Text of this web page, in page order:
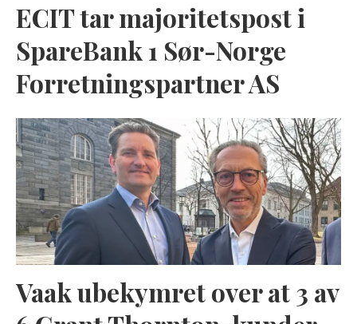
ECIT tar majoritetspost i
SpareBank 1 Sør-Norge
Forretningspartner AS
Vaak ubekymret over at 3 av